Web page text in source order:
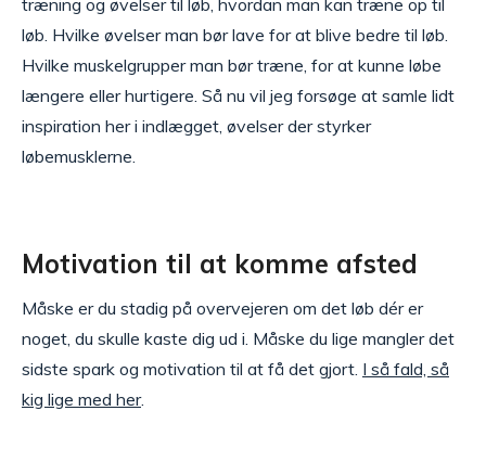
træning og øvelser til løb, hvordan man kan træne op til
løb. Hvilke øvelser man bør lave for at blive bedre til løb.
Hvilke muskelgrupper man bør træne, for at kunne løbe
længere eller hurtigere. Så nu vil jeg forsøge at samle lidt
inspiration her i indlægget, øvelser der styrker
løbemusklerne.
Motivation til at komme afsted
Måske er du stadig på overvejeren om det løb dér er
noget, du skulle kaste dig ud i. Måske du lige mangler det
sidste spark og motivation til at få det gjort. I så fald, så
kig lige med her.